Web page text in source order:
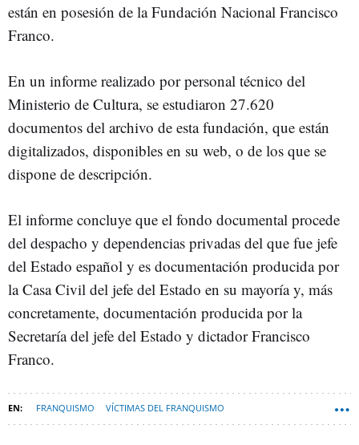
están en posesión de la Fundación Nacional Francisco
Franco.
En un informe realizado por personal técnico del
Ministerio de Cultura, se estudiaron 27.620
documentos del archivo de esta fundación, que están
digitalizados, disponibles en su web, o de los que se
dispone de descripción.
El informe concluye que el fondo documental procede
del despacho y dependencias privadas del que fue jefe
del Estado español y es documentación producida por
la Casa Civil del jefe del Estado en su mayoría y, más
concretamente, documentación producida por la
Secretaría del jefe del Estado y dictador Francisco
Franco.
FRANQUISMO VÍCTIMAS DEL FRANQUISMO